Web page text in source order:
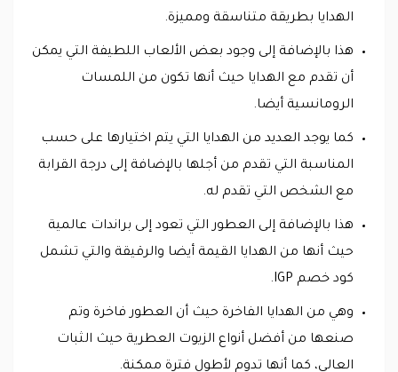
الهدايا بطريقة متناسقة ومميزة.
هذا بالإضافة إلى وجود بعض الألعاب اللطيفة التي يمكن
أن تقدم مع الهدايا حيث أنها تكون من اللمسات
الرومانسية أيضا.
كما يوجد العديد من الهدايا التي يتم اختيارها على حسب
المناسبة التي تقدم من أجلها بالإضافة إلى درجة القرابة
مع الشخص التي تقدم له.
هذا بالإضافة إلى العطور التي تعود إلى براندات عالمية
حيث أنها من الهدايا القيمة أيضا والرقيقة والتي تشمل
كود خصم IGP.
وهي من الهدايا الفاخرة حيث أن العطور فاخرة وتم
صنعها من أفضل أنواع الزيوت العطرية حيث الثبات
العالي، كما أنها تدوم لأطول فترة ممكنة.